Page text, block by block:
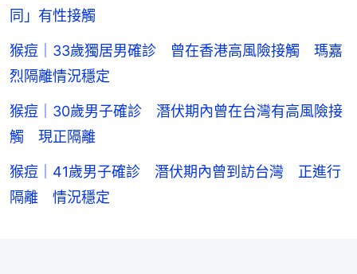
同」有性接觸
猴痘｜33歲獨居男確診 曾在香港高風險接觸 瑪嘉
烈隔離情況穩定
猴痘｜30歲男子確診 潛伏期內曾在台灣有高風險接
觸 現正隔離
猴痘｜41歲男子確診 潛伏期內曾到訪台灣 正進行
隔離 情況穩定